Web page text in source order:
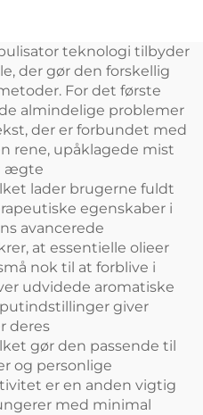
Atomizer
teknologi tilbyder
der gør den forskellig
For det første
almindelige problemer
der er forbundet med
rene, upåklagede mist
ægte
lader brugerne fuldt
egenskaber i
avancerede
at essentielle olieer
nok til at forblive i
udvidede aromatiske
giver
deres
gør den passende til
og personlige
er en anden vigtig
med minimal